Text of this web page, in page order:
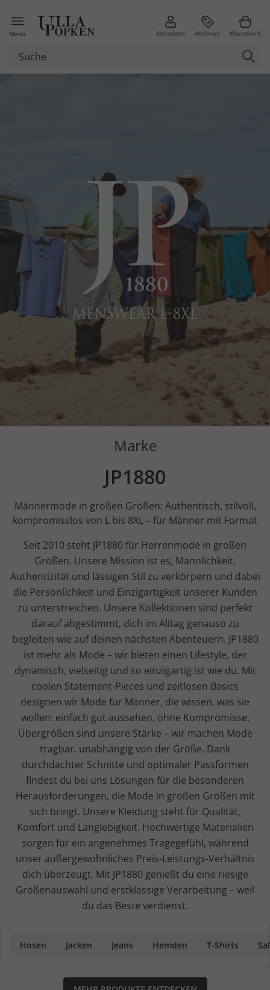
Menü Anmelden Aktionen Warenkorb
Marke
JP1880
Männermode in großen Größen: Authentisch, stilvoll,
kompromisslos von L bis 8XL – für Männer mit Format
Seit 2010 steht JP1880 für Herrenmode in großen
Größen. Unsere Mission ist es, Männlichkeit,
Authentizität und lässigen Stil zu verkörpern und dabei
die Persönlichkeit und Einzigartigkeit unserer Kunden
zu unterstreichen. Unsere Kollektionen sind perfekt
darauf abgestimmt, dich im Alltag genauso zu
begleiten wie auf deinen nächsten Abenteuern. JP1880
ist mehr als Mode – wir bieten einen Lifestyle, der
dynamisch, vielseitig und so einzigartig ist wie du. Mit
coolen Statement-Pieces und zeitlosen Basics
designen wir Mode für Männer, die wissen, was sie
wollen: einfach gut aussehen, ohne Kompromisse.
Übergrößen sind unsere Stärke – wir machen Mode
tragbar, unabhängig von der Größe. Dank
durchdachter Schnitte und optimaler Passformen
findest du bei uns Lösungen für die besonderen
Herausforderungen, die Mode in großen Größen mit
sich bringt. Unsere Kleidung steht für Qualität,
Komfort und Langlebigkeit. Hochwertige Materialien
sorgen für ein angenehmes Tragegefühl, während
unser außergewöhnliches Preis-Leistungs-Verhältnis
dich überzeugt. Mit JP1880 genießt du eine riesige
Größenauswahl und erstklassige Verarbeitung – weil
du das Beste verdienst.
Hosen Jacken Jeans Hemden T-Shirts